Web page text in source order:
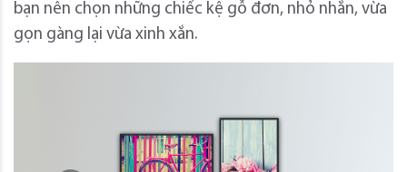
bạn nên chọn những chiếc kệ gỗ đơn, nhỏ nhắn, vừa
gọn gàng lại vừa xinh xắn.